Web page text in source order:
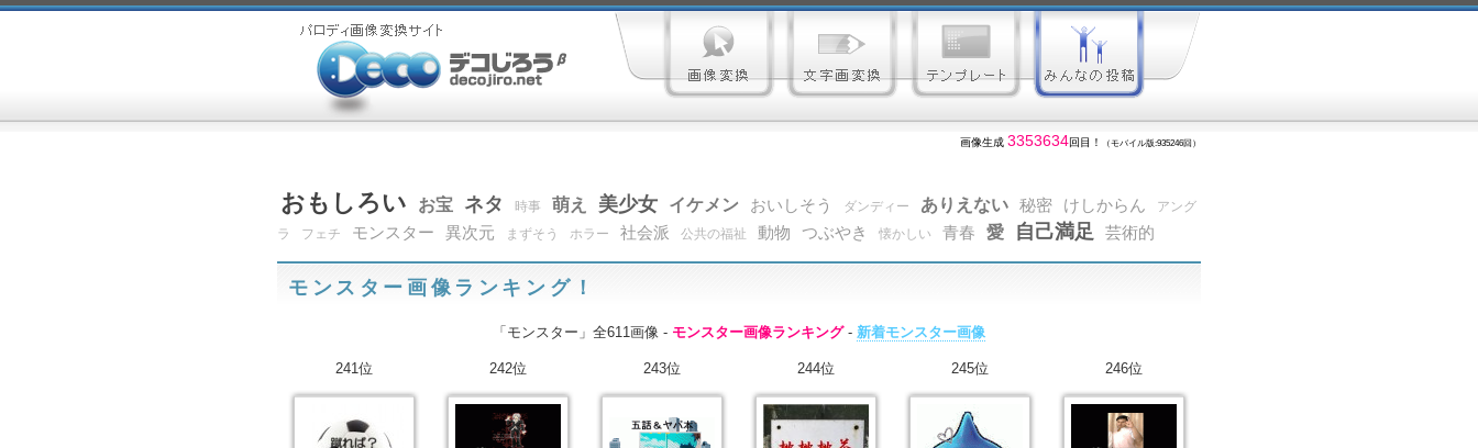
画像生成 3353634回目！ （モバイル版:935246回）
おもしろい お宝 ネタ 時事 萌え 美少女 イケメン おいしそう ダンディー ありえない 秘密 けしからん
アング
ラ
フェチ モンスター 異次元 まずそう ホラー 社会派 公共の福祉 動物 つぶやき 懐かしい 青春 愛 自己満足 芸術的
モンスター画像ランキング！
「モンスター」全611画像 - モンスター画像ランキング- 新着モンスター画像
241位 242位 243位 244位 245位 246位